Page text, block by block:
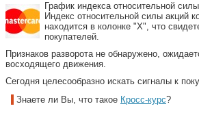
График индекса относительной
Индекс относительной силы акций
находится в колонке "Х", что
покупателей.
Признаков разворота не обнаружено,
восходящего движения.
Сегодня целесообразно искать сигналы к
Знаете ли Вы, что такое Кросс-курс?